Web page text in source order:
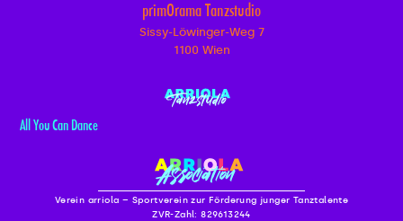
primOrama Tanzstudio
Sissy-Löwinger-Weg 7
1100 Wien
All You Can Dance
Verein arriola – Sportverein zur Förderung junger Tanztalente
ZVR-Zahl: 829613244